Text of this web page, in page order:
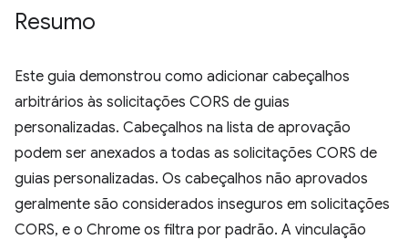
Resumo
Este guia demonstrou como adicionar cabeçalhos
arbitrários às solicitações CORS de guias
personalizadas. Cabeçalhos na lista de aprovação
podem ser anexados a todas as solicitações CORS de
guias personalizadas. Os cabeçalhos não aprovados
geralmente são considerados inseguros em solicitações
CORS, e o Chrome os filtra por padrão. A vinculação